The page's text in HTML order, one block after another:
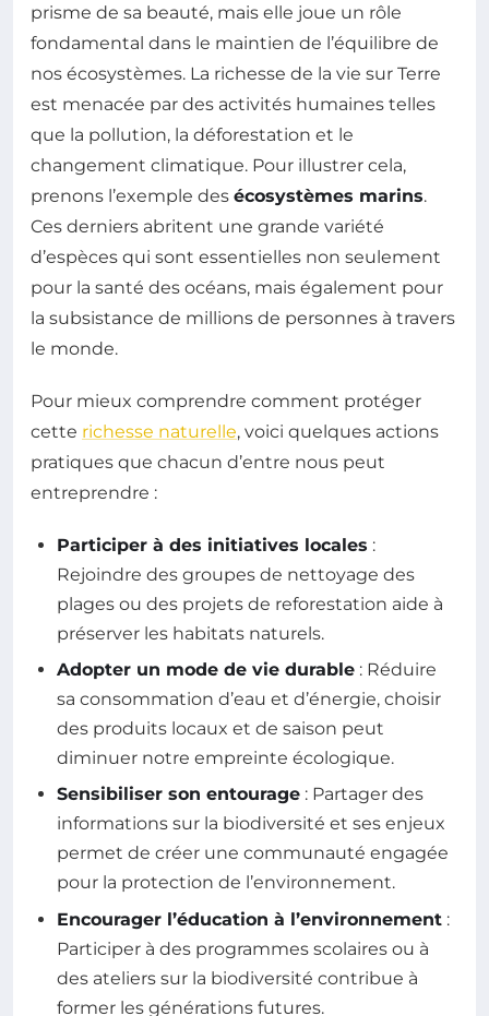
prisme de sa beauté, mais elle joue un rôle
fondamental dans le maintien de l’équilibre de
nos écosystèmes. La richesse de la vie sur Terre
est menacée par des activités humaines telles
que la pollution, la déforestation et le
changement climatique. Pour illustrer cela,
prenons l’exemple des écosystèmes marins.
Ces derniers abritent une grande variété
d’espèces qui sont essentielles non seulement
pour la santé des océans, mais également pour
la subsistance de millions de personnes à travers
le monde.
Pour mieux comprendre comment protéger
cette richesse naturelle, voici quelques actions
pratiques que chacun d’entre nous peut
entreprendre :
Participer à des initiatives locales :
Rejoindre des groupes de nettoyage des
plages ou des projets de reforestation aide à
préserver les habitats naturels.
Adopter un mode de vie durable : Réduire
sa consommation d’eau et d’énergie, choisir
des produits locaux et de saison peut
diminuer notre empreinte écologique.
Sensibiliser son entourage : Partager des
informations sur la biodiversité et ses enjeux
permet de créer une communauté engagée
pour la protection de l’environnement.
Encourager l’éducation à l’environnement :
Participer à des programmes scolaires ou à
des ateliers sur la biodiversité contribue à
former les générations futures.